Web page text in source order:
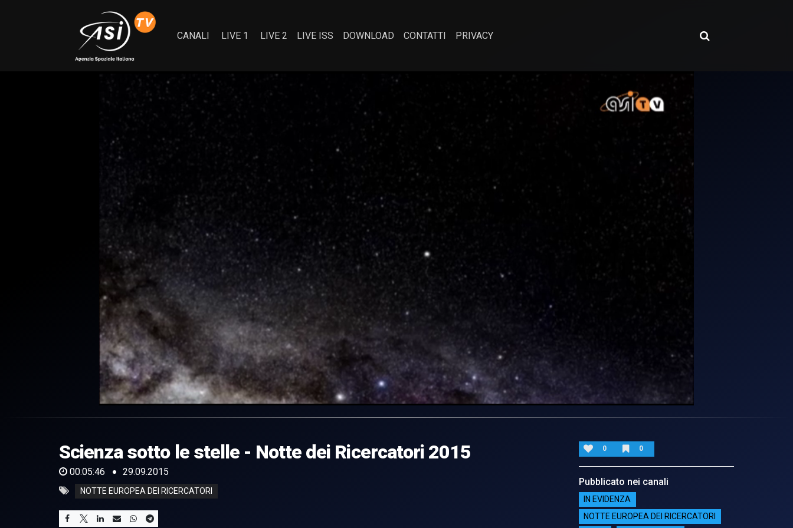
CANALI LIVE 1 LIVE 2 LIVE ISS DOWNLOAD CONTATTI PRIVACY
of
46
secondsVolume
0%
Scienza sotto le stelle - Notte dei Ricercatori 2015
00:05:46 29.09.2015
NOTTE EUROPEA DEI RICERCATORI
0 0
Pubblicato nei canali
IN EVIDENZA
NOTTE EUROPEA DEI RICERCATORI